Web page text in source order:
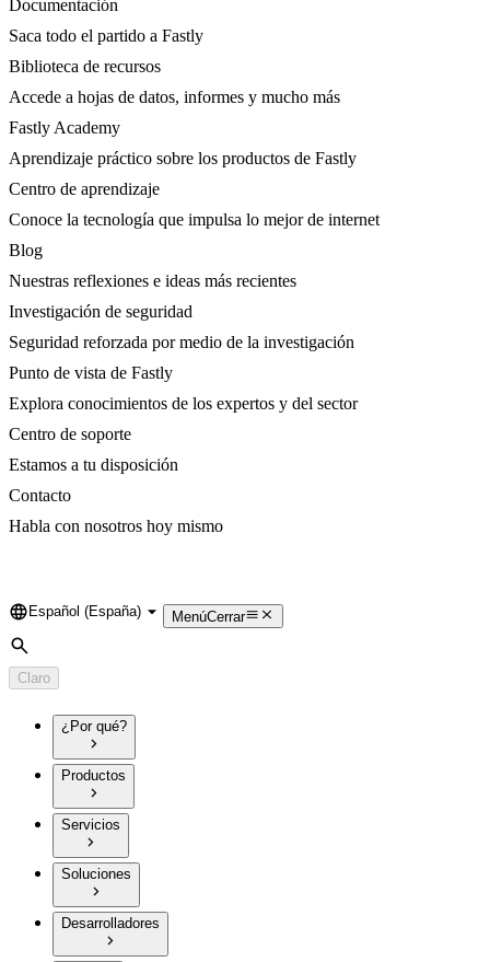
Documentación
Saca todo el partido a Fastly
Biblioteca de recursos
Accede a hojas de datos, informes y mucho más
Fastly Academy
Aprendizaje práctico sobre los productos de Fastly
Centro de aprendizaje
Conoce la tecnología que impulsa lo mejor de internet
Blog
Nuestras reflexiones e ideas más recientes
Investigación de seguridad
Seguridad reforzada por medio de la investigación
Punto de vista de Fastly
Explora conocimientos de los expertos y del sector
Centro de soporte
Estamos a tu disposición
Contacto
Habla con nosotros hoy mismo
Language
Español (España) MenúCerrar
Búsqueda
Claro
¿Por qué?
Productos
Servicios
Soluciones
Desarrolladores